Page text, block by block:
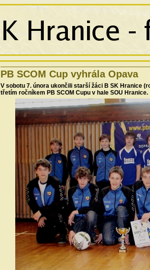
PB SCOM Cup vyhrála Opava
V sobotu 7. února ukončili starší žáci B SK Hranice
třetím ročníkem PB SCOM Cupu v hale SOU Hranice.